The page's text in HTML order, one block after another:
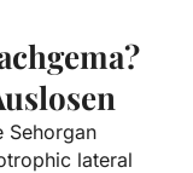
Sehorgan
lateral